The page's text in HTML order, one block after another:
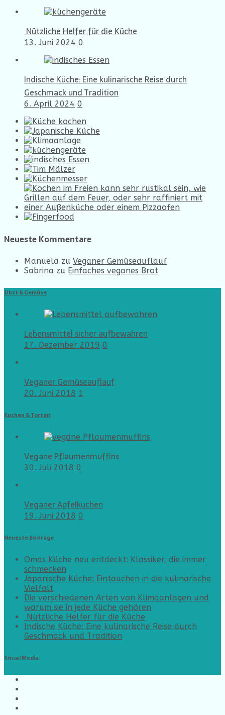
Nützliche Helfer für die Küche
13. Juni 2024 0
Indische Küche: Eine kulinarische Reise durch
Geschmack und Tradition
6. April 2024 0
Neueste Kommentare
Manuela zu Veganer Gemüseauflauf
Sabrina zu Einfaches veganes Brot
Obst & Gemüse
Lebensmittel sicher aufbewahren
17. Dezember 2019 0
Veganer Gemüseauflauf
20. Juni 2018 1
Kuchen & Torten
Vegane Pflaumenmuffins
30. Juli 2018 0
Veganer Apfelkuchen
19. Juni 2018 0
Neueste Beiträge
Omas Küche neu entdeckt: Klassiker, die immer
schmecken
Japanische Küche: Eintauchen in die kulinarische
Vielfalt
Die verschiedenen Arten von Klimaanlagen und
warum sie in jede Küche gehören
Nützliche Helfer für die Küche
Indische Küche: Eine kulinarische Reise durch
Geschmack und Tradition
Social Media